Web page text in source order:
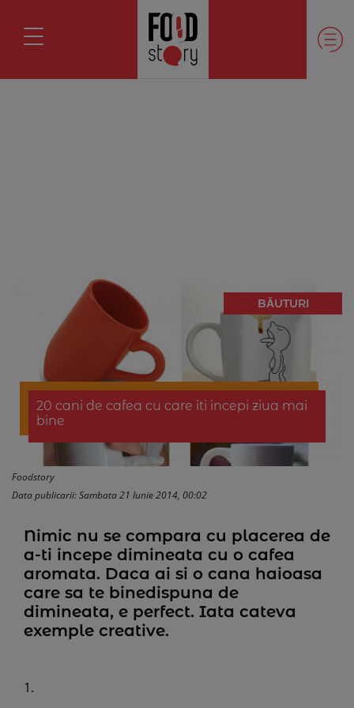
BĂUTURI
20 cani de cafea cu care iti incepi ziua mai
bine
Foodstory
Data publicarii: Sambata 21 Iunie 2014, 00:02
Nimic nu se compara cu placerea de
a-ti incepe dimineata cu o cafea
aromata. Daca ai si o cana haioasa
care sa te binedispuna de
dimineata, e perfect. Iata cateva
exemple creative.
1.